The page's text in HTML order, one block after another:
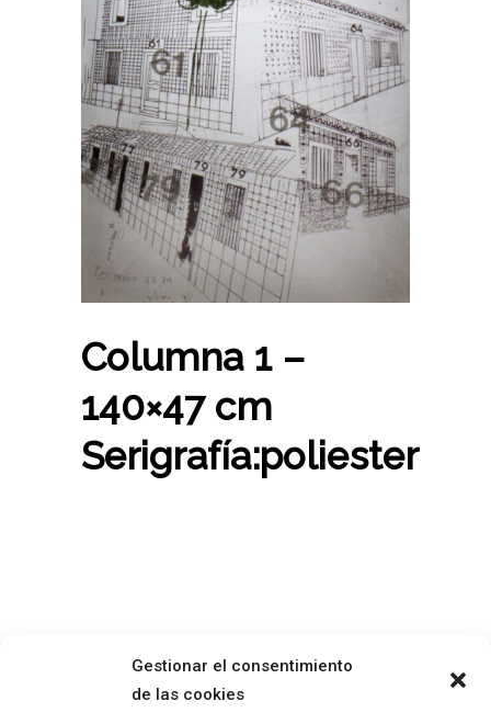
Gestionar el consentimiento
de las cookies
Columna 1 –
140×47 cm
Serigrafía:poliester